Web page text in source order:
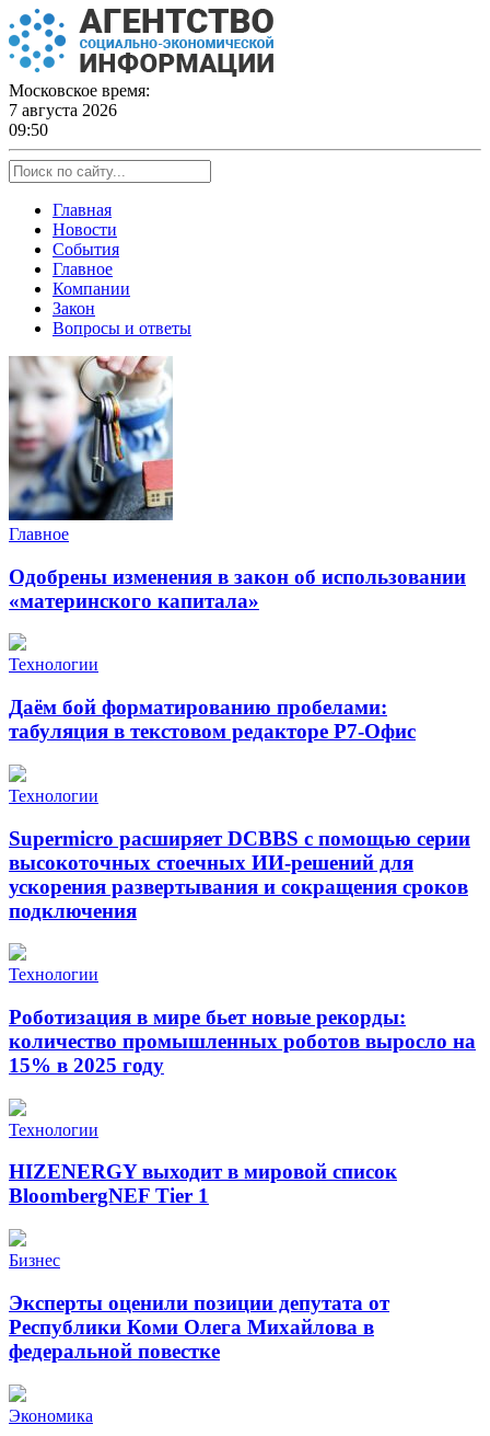
Skip
to
content
Московское время:
7 августа 2026
09:50
Главная
Новости
События
Главное
Компании
Закон
Вопросы и ответы
Главное
Одобрены изменения в закон об использовании
«материнского капитала»
Технологии
Даём бой форматированию пробелами:
табуляция в текстовом редакторе Р7-Офис
Технологии
Supermicro расширяет DCBBS с помощью серии
высокоточных стоечных ИИ-решений для
ускорения развертывания и сокращения сроков
подключения
Технологии
Роботизация в мире бьет новые рекорды:
количество промышленных роботов выросло на
15% в 2025 году
Технологии
HIZENERGY выходит в мировой список
BloombergNEF Tier 1
Бизнес
Эксперты оценили позиции депутата от
Республики Коми Олега Михайлова в
федеральной повестке
Экономика